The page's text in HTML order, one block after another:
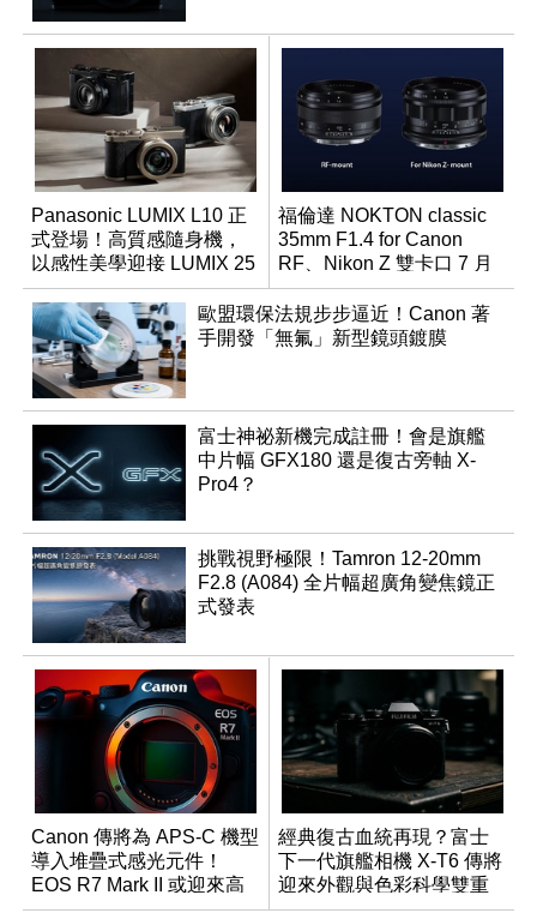
Panasonic LUMIX L10 正
式登場！高質感隨身機，
以感性美學迎接 LUMIX 25
週年
福倫達 NOKTON classic
35mm F1.4 for Canon
RF、Nikon Z 雙卡口 7 月
同步登台
歐盟環保法規步步逼近！Canon 著
手開發「無氟」新型鏡頭鍍膜
富士神祕新機完成註冊！會是旗艦
中片幅 GFX180 還是復古旁軸 X-
Pro4？
挑戰視野極限！Tamron 12-20mm
F2.8 (A084) 全片幅超廣角變焦鏡正
式發表
Canon 傳將為 APS-C 機型
導入堆疊式感光元件！
EOS R7 Mark II 或迎來高
經典復古血統再現？富士
下一代旗艦相機 X-T6 傳將
迎來外觀與色彩科學雙重